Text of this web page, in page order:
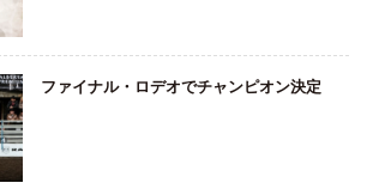
ファイナル・ロデオでチャンピオン決定